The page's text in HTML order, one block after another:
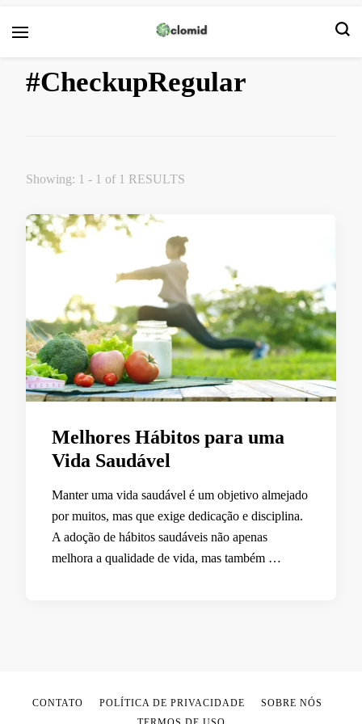
#CheckupRegular
Showing: 1 - 1 of 1 RESULTS
Melhores Hábitos para uma
Vida Saudável
Manter uma vida saudável é um objetivo almejado
por muitos, mas que exige dedicação e disciplina.
A adoção de hábitos saudáveis não apenas
melhora a qualidade de vida, mas também …
CONTATO POLÍTICA DE PRIVACIDADE
SOBRE NÓS